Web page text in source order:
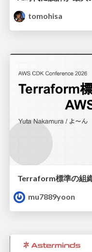
tomohisa
Terraform標準の組
mu7889yoon